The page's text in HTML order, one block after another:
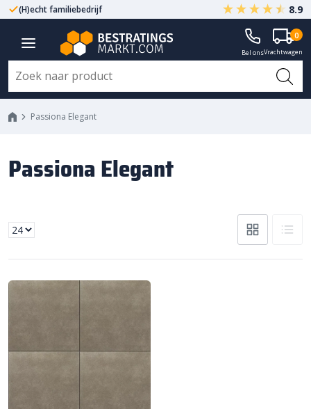
(H)echt familiebedrijf Gegarandeerd A-kwaliteit
8.9
Bel onsVrachtwagen
0
Passiona Elegant
Passiona Elegant